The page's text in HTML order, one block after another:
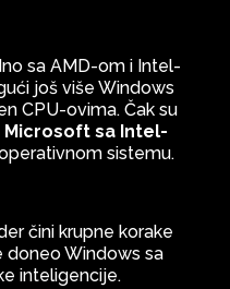
sa AMD-om i Intel-
još više Windows
CPU-ovima. Čak su
Microsoft sa Intel-
sistemu.
čini krupne korake
doneo Windows sa
inteligencije.